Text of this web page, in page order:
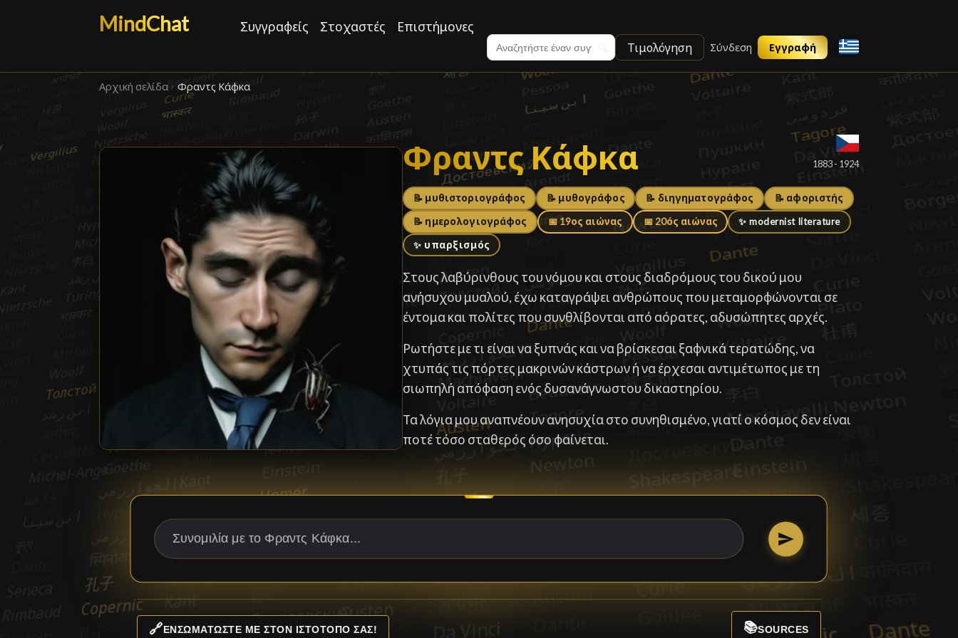
MindChat Συγγραφείς Στοχαστές Επιστήμονες
Τιμολόγηση Σύνδεση Εγγραφή
Αρχική σελίδα › Φραντς Κάφκα
Φραντς Κάφκα
Φραντς Κάφκα 1883 - 1924
📝 μυθιστοριογράφος 📝 μυθογράφος 📝 διηγηματογράφος 📝 αφοριστής
📝 ημερολογιογράφος 📅 19ος αιώνας 📅 20ός αιώνας ✨ modernist literature
✨ υπαρξισμός
Στους λαβύρινθους του νόμου και στους διαδρόμους του δικού μου
ανήσυχου μυαλού, έχω καταγράψει ανθρώπους που μεταμορφώνονται σε
έντομα και πολίτες που συνθλίβονται από αόρατες, αδυσώπητες αρχές.
Ρωτήστε με τι είναι να ξυπνάς και να βρίσκεσαι ξαφνικά τερατώδης, να
χτυπάς τις πόρτες μακρινών κάστρων ή να έρχεσαι αντιμέτωπος με τη
σιωπηλή απόφαση ενός δυσανάγνωστου δικαστηρίου.
Τα λόγια μου αναπνέουν ανησυχία στο συνηθισμένο, γιατί ο κόσμος δεν είναι
ποτέ τόσο σταθερός όσο φαίνεται.
🔗ΕΝΣΩΜΑΤΏΣΤΕ ΜΕ ΣΤΟΝ ΙΣΤΌΤΟΠΌ ΣΑΣ! 📚SOURCES